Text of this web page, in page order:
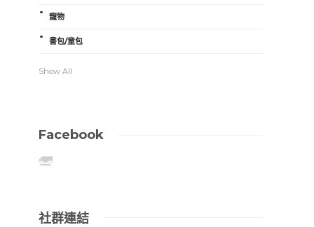
寵物
書包/童包
Show All
Facebook
社群連結